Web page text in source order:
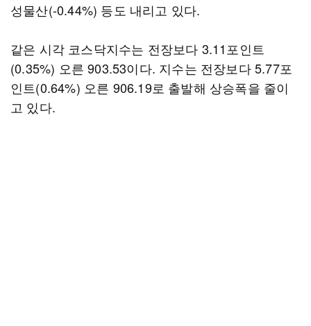
성물산(-0.44%) 등도 내리고 있다.
같은 시각 코스닥지수는 전장보다 3.11포인트
(0.35%) 오른 903.53이다. 지수는 전장보다 5.77포
인트(0.64%) 오른 906.19로 출발해 상승폭을 줄이
고 있다.